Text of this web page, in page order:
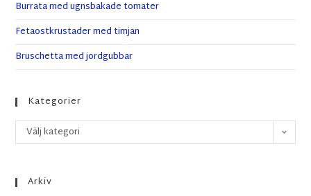
Burrata med ugnsbakade tomater
Fetaostkrustader med timjan
Bruschetta med jordgubbar
Kategorier
Välj kategori
Arkiv